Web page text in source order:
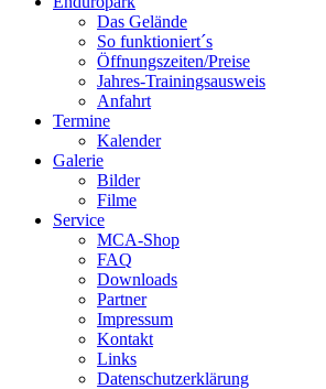
Das Gelände
So funktioniert´s
Öffnungszeiten/Preise
Jahres-Trainingsausweis
Anfahrt
Termine
Kalender
Galerie
Bilder
Filme
Service
MCA-Shop
FAQ
Downloads
Partner
Impressum
Kontakt
Links
Datenschutzerklärung